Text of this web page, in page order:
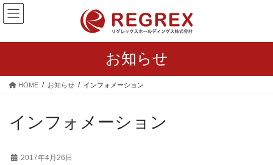
コ
ン
ン
ナ
ビ
ー
お知らせ
HOME お知らせ インフォメーション
インフォメーション
2017年4月26日